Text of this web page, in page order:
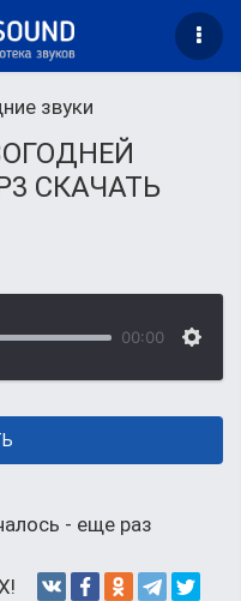
звуки
СКАЧАТЬ
00:00
- еще раз